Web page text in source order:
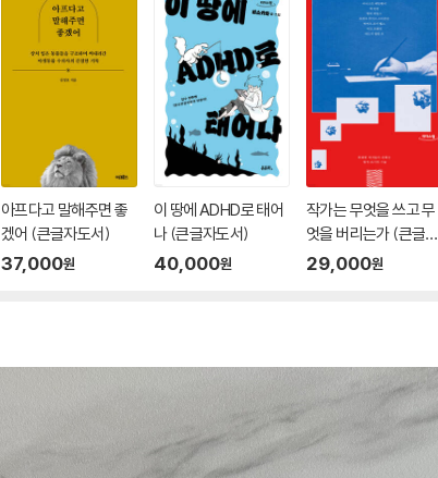
아프다고 말해주면 좋
겠어 (큰글자도서)
37,000원
이 땅에 ADHD로 태어
나 (큰글자도서)
40,000원
작가는 무엇을 쓰고 무
엇을 버리는가 (큰글자
도서)
29,000원